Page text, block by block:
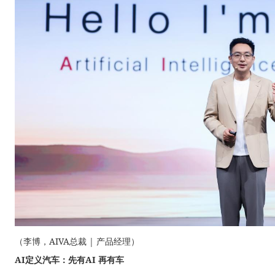
（李博，AIVA总裁 | 产品经理）
AI定义汽车：先有AI 再有车